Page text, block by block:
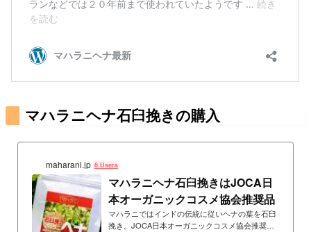
マハラニヘナ石臼挽きの購入
maharani.jp 6 Users
マハラニヘナ石臼挽きはJOCA日
本オーガニックコスメ協会推奨品
マハラニではインドの伝統に従いヘナの葉を石臼
挽き。JOCA日本オーガニックコスメ協会推奨